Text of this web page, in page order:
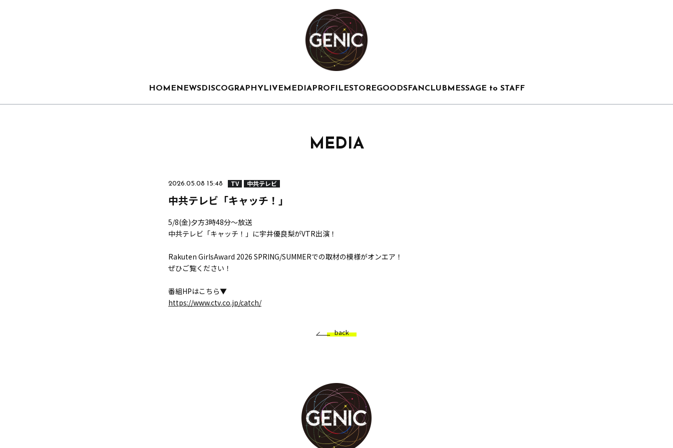
HOME NEWSDISCOGRAPHY LIVE MEDIAPROFILESTOREGOODSFANCLUB MESSAGE to STAFF
MEDIA
2026.05.08 15:48 TV 中共テレビ
中共テレビ「キャッチ！」
5/8(金)夕方3時48分～放送
中共テレビ「キャッチ！」に宇井優良梨がVTR出演！
Rakuten GirlsAward 2026 SPRING/SUMMERでの取材の模様がオンエア！
ぜひご覧ください！
番組HPはこちら▼
https://www.ctv.co.jp/catch/
back